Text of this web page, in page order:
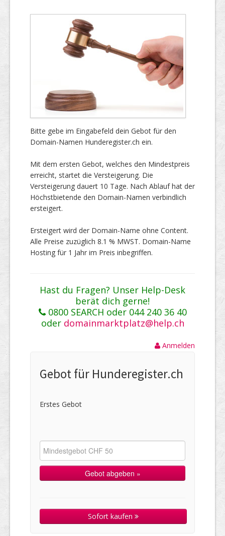
Bitte gebe im Eingabefeld dein Gebot für den
Domain-Namen Hunderegister.ch ein.
Mit dem ersten Gebot, welches den Mindestpreis
erreicht, startet die Versteigerung. Die
Versteigerung dauert 10 Tage. Nach Ablauf hat der
Höchstbietende den Domain-Namen verbindlich
ersteigert.
Ersteigert wird der Domain-Name ohne Content.
Alle Preise zuzüglich 8.1 % MWST. Domain-Name
Hosting für 1 Jahr im Preis inbegriffen.
Hast du Fragen? Unser Help-Desk
berät dich gerne!
0800 SEARCH oder 044 240 36 40
oder domainmarktplatz@help.ch
Anmelden
Gebot für Hunderegister.ch
Erstes Gebot
Sofort kaufen